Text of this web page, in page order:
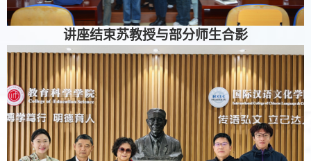
讲座结束苏教授与部分师生合影